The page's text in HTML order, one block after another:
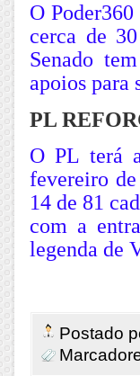
O
cerca de
Senado
apoios para
PL
O PL terá
fevereiro
14 de 81
com a
legenda de
Postado